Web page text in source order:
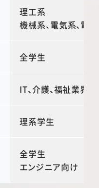
理工系
機械系、電気系、電
全学生
IT、介護、福祉業界
理系学生
全学生
エンジニア向け